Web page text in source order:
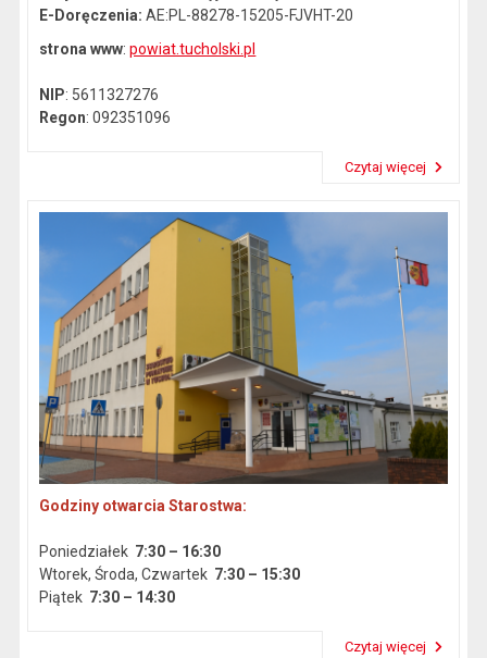
E-Doręczenia:AE:PL-88278-15205-FJVHT-20
strona www:powiat.tucholski.pl
NIP: 5611327276
Regon: 092351096
Czytaj więcej
Godziny otwarcia Starostwa:
Poniedziałek 7:30 – 16:30
Wtorek, Środa, Czwartek 7:30 – 15:30
Piątek 7:30 – 14:30
Czytaj więcej